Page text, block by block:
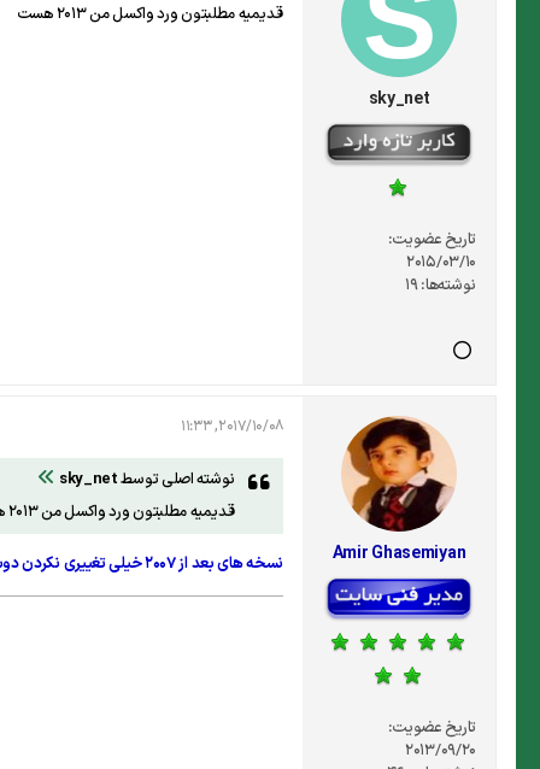
sky_net
تاریخ عضویت:
2015/03/10
نوشته‌ها:19
قدیمیه مطلبتون ورد واکسل من 2013 هست
Amir Ghasemiyan
تاریخ عضویت:
2013/09/20
2017/10/08, 11:33
نوشته اصلی توسطsky_net
قدیمیه مطلبتون ورد واکسل من 2013 هست
نسخه های بعد از ۲۰۰۷ خیلی تغییری نکردن دوست عزیز. مطلبی که معرفی کردم پاسخ شما رو میده. فقط یک تغییر کوچیک داره و اون اینکه وقتی ctrl+o رو زدید دکمه browse رو هم باید بزنین